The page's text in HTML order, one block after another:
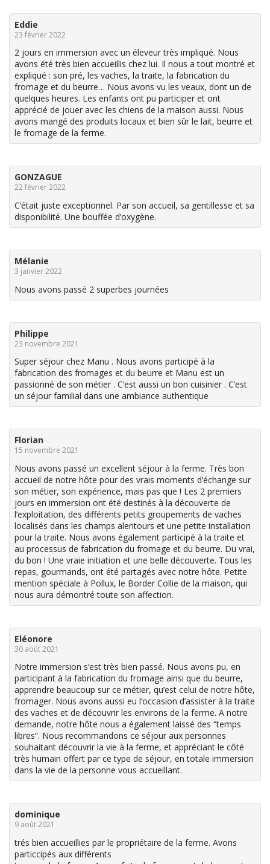
Eddie
23 février 2022
2 jours en immersion avec un éleveur très impliqué. Nous
avons été très bien accueillis chez lui. Il nous a tout montré et
expliqué : son pré, les vaches, la traite, la fabrication du
fromage et du beurre… Nous avons vu les veaux, dont un de
quelques heures. Les enfants ont pu participer et ont
apprécié de jouer avec les chiens de la maison aussi. Nous
avons mangé des produits locaux et bien sûr le lait, beurre et
le fromage de la ferme.
GONZAGUE
22 février 2022
C’était juste exceptionnel. Par son accueil, sa gentillesse et sa
disponibilité. Une bouffée d’oxygène.
Mélanie
3 janvier 2022
Nous avons passé 2 superbes journées
Philippe
23 novembre 2021
Super séjour chez Manu . Nous avons participé à la
fabrication des fromages et du beurre et Manu est un
passionné de son métier . C’est aussi un bon cuisinier . C’est
un séjour familial dans une ambiance authentique
Florian
15 novembre 2021
Nous avons passé un excellent séjour à la ferme. Très bon
accueil de notre hôte pour des vrais moments d’échange sur
son métier, son expérience, mais pas que ! Les 2 premiers
jours en immersion ont été destinés à la découverte de
l’exploitation, des différents petits groupements de vaches
localisés dans les champs alentours et une petite installation
pour la traite. Nous avons également participé à la traite et
au processus de fabrication du fromage et du beurre. Du vrai,
du bon ! Une vraie initiation et une belle découverte. Tous les
repas, gourmands, ont été partagés avec notre hôte. Petite
mention spéciale à Pollux, le Border Collie de la maison, qui
nous aura démontré toute son affection.
Eléonore
30 août 2021
Notre immersion s’est très bien passé. Nous avons pu, en
participant à la fabrication du fromage ainsi que du beurre,
apprendre beaucoup sur ce métier, qu’est celui de notre hôte,
fromager. Nous avons aussi eu l’occasion d’assister à la traite
des vaches et de découvrir les environs de la ferme. A notre
demande, notre hôte nous a également laissé des “temps
libres”. Nous recommandons ce séjour aux personnes
souhaitant découvrir la vie à la ferme, et appréciant le côté
très humain offert par ce type de séjour, en totale immersion
dans la vie de la personne vous accueillant.
dominique
9 août 2021
trés bien accueillies par le propriétaire de la ferme. Avons
particcipés aux différents